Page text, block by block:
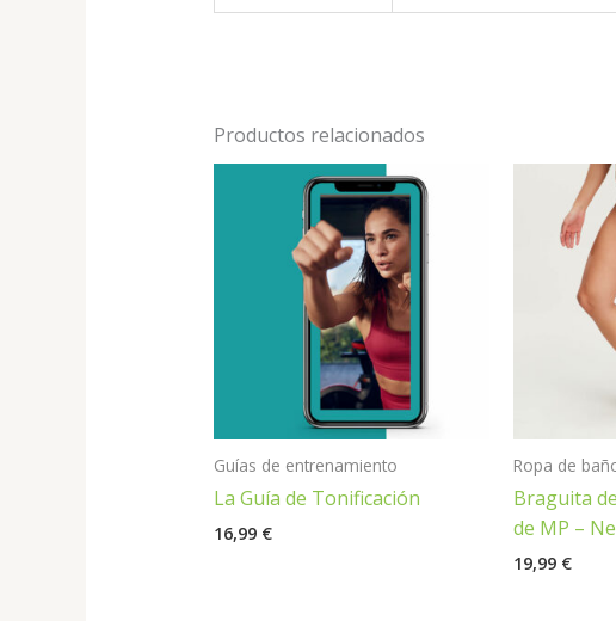
Productos relacionados
Guías de entrenamiento
La Guía de Tonificación
16,99 €
Ropa de
Braguita
de MP –
19,99 €